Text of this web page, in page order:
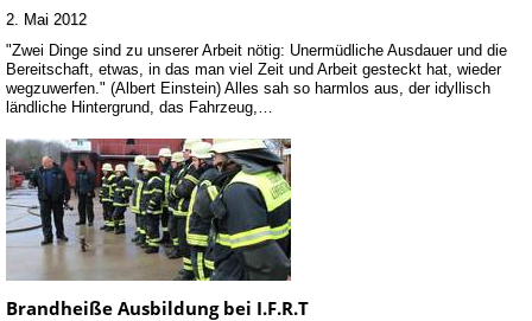
2. Mai 2012
"Zwei Dinge sind zu unserer Arbeit nötig: Unermüdliche Ausdauer und die
Bereitschaft, etwas, in das man viel Zeit und Arbeit gesteckt hat, wieder
wegzuwerfen." (Albert Einstein) Alles sah so harmlos aus, der idyllisch
ländliche Hintergrund, das Fahrzeug,…
Brandheiße Ausbildung bei I.F.R.T